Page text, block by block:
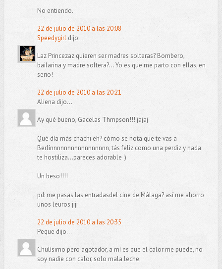
No entiendo.
22 de julio de 2010 a las 20:08
Speedygirldijo...
Laz Princezaz quieren ser madres solteras? Bombero,
bailarina y madre soltera?... Yo es que me parto con ellas, en
serio!
22 de julio de 2010 a las 20:21
Aliena dijo...
Ay qué bueno, Gacelas Thmpson!!! jajaj
Qué día más chachi eh? cómo se nota que te vas a
Berlínnnnnnnnnnnnnnnnn, tás feliz como una perdiz y nada
te hostiliza...pareces adorable :)
Un beso!!!!
pd: me pasas las entradasdel cine de Málaga? así me ahorro
unos leuros jiji
22 de julio de 2010 a las 20:35
Peque dijo...
Chulísimo pero agotador, a mí es que el calor me puede, no
soy nadie con calor, solo mala leche.